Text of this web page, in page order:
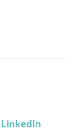
LinkedIn